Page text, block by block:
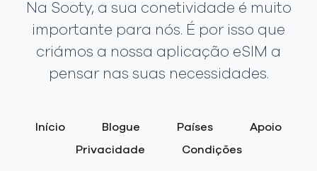
Na Sooty, a sua conetividade é muito
importante para nós. É por isso que
criámos a nossa aplicação eSIM a
pensar nas suas necessidades.
Início Blogue Países
Apoio
Privacidade
Condições